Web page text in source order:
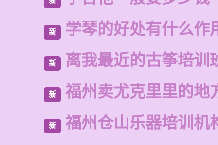
新 学琴的好处有什么作
新 离我最近的古筝培训
新 福州卖尤克里里的地
新 福州仓山乐器培训机